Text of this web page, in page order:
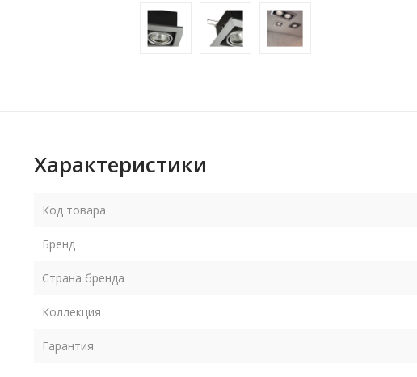
Характеристики
Код товара
Бренд
Страна бренда
Коллекция
Гарантия